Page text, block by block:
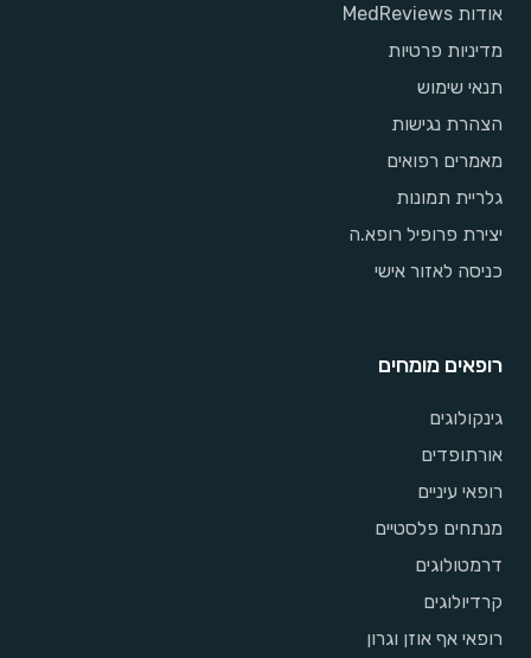
אודות MedReviews
מדיניות פרטיות
תנאי שימוש
הצהרת נגישות
מאמרים רפואים
גלריית תמונות
יצירת פרופיל רופא.ה
כניסה לאזור אישי
רופאים מומחים
גינקולוגים
אורתופדים
רופאי עיניים
מנתחים פלסטיים
דרמטולוגים
קרדיולוגים
רופאי אף אוזן וגרון